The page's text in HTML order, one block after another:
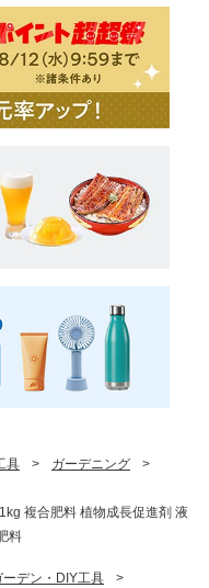
具 > ガーデニング
>
複合肥料 植物成長促進剤 液
料
ーデン・DIY工具
>